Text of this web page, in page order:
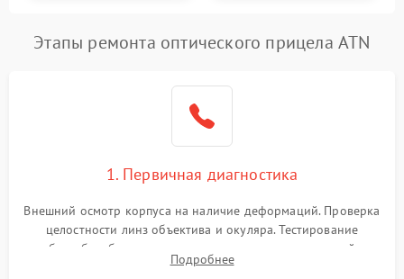
Этапы ремонта оптического прицела ATN
1. Первичная диагностика
Внешний осмотр корпуса на наличие деформаций. Проверка
целостности линз объектива и окуляра. Тестирование
работы барабанчиков ввода поправок, кольца отстройки
параллакса и зума. Выявление сколов, внутренних
Подробнее